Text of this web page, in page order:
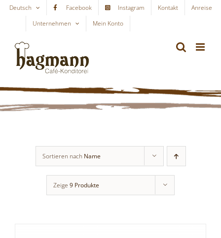
Skip
content
Deutsch Facebook Instagram Kontakt
Anreise
Unternehmen
Mein Konto
Sortieren nach Name
Zeige 9 Produkte